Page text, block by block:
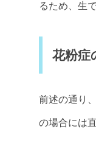
るため、生
花粉症
前述の通り
の場合には